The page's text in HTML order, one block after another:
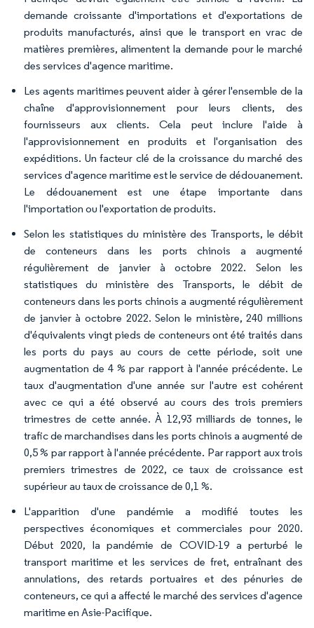
demande croissante d'importations et d'exportations de
produits manufacturés, ainsi que le transport en vrac de
matières premières, alimentent la demande pour le marché
des services d'agence maritime.
Les agents maritimes peuvent aider à gérer l'ensemble de la
chaîne d'approvisionnement pour leurs clients, des
fournisseurs aux clients. Cela peut inclure l'aide à
l'approvisionnement en produits et l'organisation des
expéditions. Un facteur clé de la croissance du marché des
services d'agence maritime est le service de dédouanement.
Le dédouanement est une étape importante dans
l'importation ou l'exportation de produits.
Selon les statistiques du ministère des Transports, le débit
de conteneurs dans les ports chinois a augmenté
régulièrement de janvier à octobre 2022. Selon les
statistiques du ministère des Transports, le débit de
conteneurs dans les ports chinois a augmenté régulièrement
de janvier à octobre 2022. Selon le ministère, 240 millions
d'équivalents vingt pieds de conteneurs ont été traités dans
les ports du pays au cours de cette période, soit une
augmentation de 4 % par rapport à l'année précédente. Le
taux d'augmentation d'une année sur l'autre est cohérent
avec ce qui a été observé au cours des trois premiers
trimestres de cette année. À 12,93 milliards de tonnes, le
trafic de marchandises dans les ports chinois a augmenté de
0,5 % par rapport à l'année précédente. Par rapport aux trois
premiers trimestres de 2022, ce taux de croissance est
supérieur au taux de croissance de 0,1 %.
L'apparition d'une pandémie a modifié toutes les
perspectives économiques et commerciales pour 2020.
Début 2020, la pandémie de COVID-19 a perturbé le
transport maritime et les services de fret, entraînant des
annulations, des retards portuaires et des pénuries de
conteneurs, ce qui a affecté le marché des services d'agence
maritime en Asie-Pacifique.